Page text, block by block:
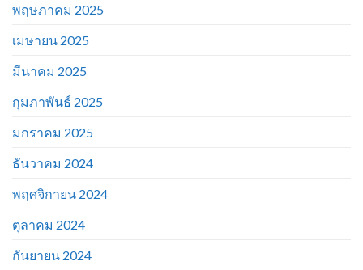
พฤษภาคม 2025
เมษายน 2025
มีนาคม 2025
กุมภาพันธ์ 2025
มกราคม 2025
ธันวาคม 2024
พฤศจิกายน 2024
ตุลาคม 2024
กันยายน 2024